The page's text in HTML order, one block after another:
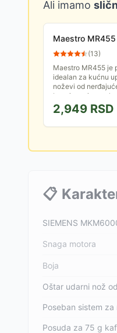
Ali imamo
Maestro
(13)
Maestro MR455 je
idealan za kućnu
noževi od
brzo i precizno
2,949 RSD
📋
SIEMENS
Snaga motora
Boja
Oštar udarni nož
Poseban sistem
Posuda za 75 g